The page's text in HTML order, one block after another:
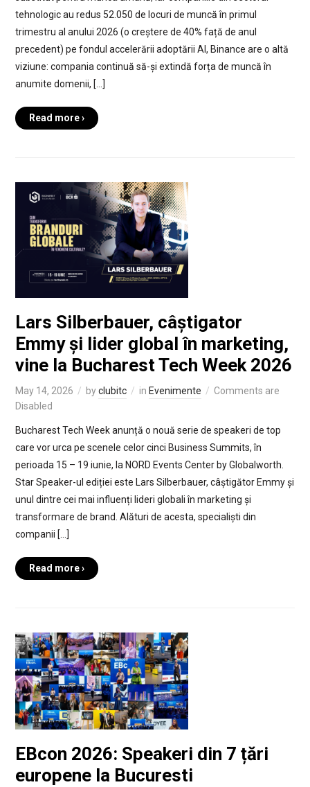
tehnologic au redus 52.050 de locuri de muncă în primul
trimestru al anului 2026 (o creștere de 40% față de anul
precedent) pe fondul accelerării adoptării AI, Binance are o altă
viziune: compania continuă să-și extindă forța de muncă în
anumite domenii, […]
Read more ›
Lars Silberbauer, câștigator
Emmy și lider global în marketing,
vine la Bucharest Tech Week 2026
May 14, 2026 byclubitc in Evenimente
Comments are
Disabled
Bucharest Tech Week anunță o nouă serie de speakeri de top
care vor urca pe scenele celor cinci Business Summits, în
perioada 15 – 19 iunie, la NORD Events Center by Globalworth.
Star Speaker-ul ediției este Lars Silberbauer, câștigător Emmy și
unul dintre cei mai influenți lideri globali în marketing și
transformare de brand. Alături de acesta, specialiști din
companii […]
Read more ›
EBcon 2026: Speakeri din 7 țări
europene la Bucuresti